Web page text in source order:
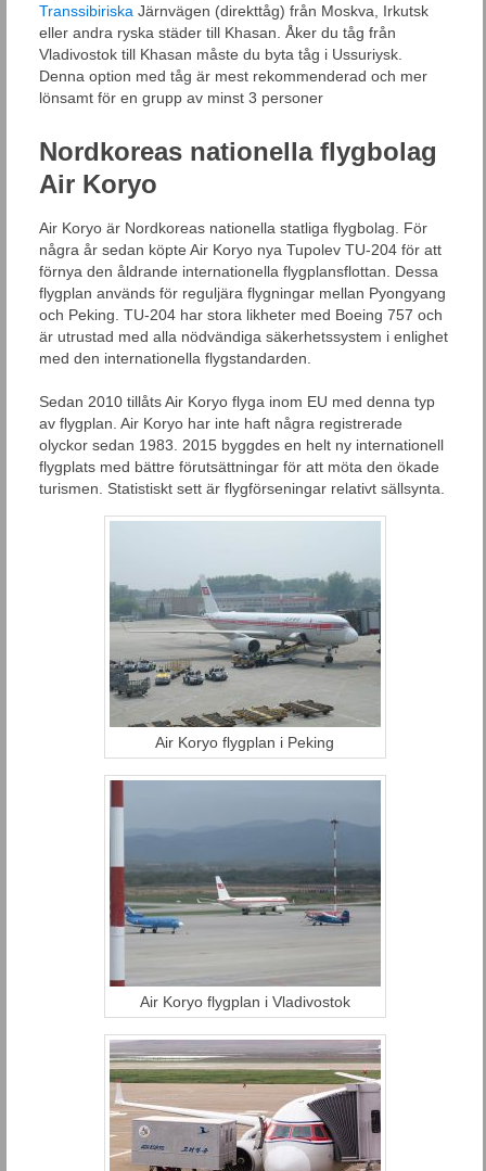
Transsibiriska Järnvägen (direkttåg) från Moskva, Irkutsk
eller andra ryska städer till Khasan. Åker du tåg från
Vladivostok till Khasan måste du byta tåg i Ussuriysk.
Denna option med tåg är mest rekommenderad och mer
lönsamt för en grupp av minst 3 personer
Nordkoreas nationella flygbolag
Air Koryo
Air Koryo är Nordkoreas nationella statliga flygbolag. För
några år sedan köpte Air Koryo nya Tupolev TU-204 för att
förnya den åldrande internationella flygplansflottan. Dessa
flygplan används för reguljära flygningar mellan Pyongyang
och Peking. TU-204 har stora likheter med Boeing 757 och
är utrustad med alla nödvändiga säkerhetssystem i enlighet
med den internationella flygstandarden.
Sedan 2010 tillåts Air Koryo flyga inom EU med denna typ
av flygplan. Air Koryo har inte haft några registrerade
olyckor sedan 1983. 2015 byggdes en helt ny internationell
flygplats med bättre förutsättningar för att möta den ökade
turismen. Statistiskt sett är flygförseningar relativt sällsynta.
Air Koryo flygplan i Peking
Air Koryo flygplan i Vladivostok